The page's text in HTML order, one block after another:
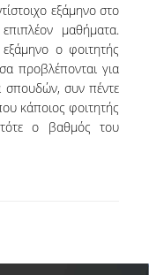
ΑΣΚΗΣΗΣ
ΑΚΑΔΗΜΑΪΚΗΣ
εξάμηνο στο
μαθήματα.
ο φοιτητής
προβλέπονται για
σπουδών, συν πέντε
κάποιος φοιτητής
ο βαθμός του